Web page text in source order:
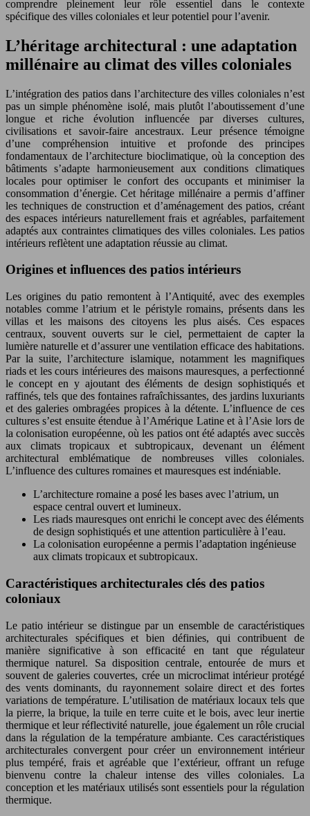
comprendre pleinement leur rôle essentiel dans le contexte
spécifique des villes coloniales et leur potentiel pour l’avenir.
L’héritage architectural : une adaptation
millénaire au climat des villes coloniales
L’intégration des patios dans l’architecture des villes coloniales n’est
pas un simple phénomène isolé, mais plutôt l’aboutissement d’une
longue et riche évolution influencée par diverses cultures,
civilisations et savoir-faire ancestraux. Leur présence témoigne
d’une compréhension intuitive et profonde des principes
fondamentaux de l’architecture bioclimatique, où la conception des
bâtiments s’adapte harmonieusement aux conditions climatiques
locales pour optimiser le confort des occupants et minimiser la
consommation d’énergie. Cet héritage millénaire a permis d’affiner
les techniques de construction et d’aménagement des patios, créant
des espaces intérieurs naturellement frais et agréables, parfaitement
adaptés aux contraintes climatiques des villes coloniales. Les patios
intérieurs reflètent une adaptation réussie au climat.
Origines et influences des patios intérieurs
Les origines du patio remontent à l’Antiquité, avec des exemples
notables comme l’atrium et le péristyle romains, présents dans les
villas et les maisons des citoyens les plus aisés. Ces espaces
centraux, souvent ouverts sur le ciel, permettaient de capter la
lumière naturelle et d’assurer une ventilation efficace des habitations.
Par la suite, l’architecture islamique, notamment les magnifiques
riads et les cours intérieures des maisons mauresques, a perfectionné
le concept en y ajoutant des éléments de design sophistiqués et
raffinés, tels que des fontaines rafraîchissantes, des jardins luxuriants
et des galeries ombragées propices à la détente. L’influence de ces
cultures s’est ensuite étendue à l’Amérique Latine et à l’Asie lors de
la colonisation européenne, où les patios ont été adaptés avec succès
aux climats tropicaux et subtropicaux, devenant un élément
architectural emblématique de nombreuses villes coloniales.
L’influence des cultures romaines et mauresques est indéniable.
L’architecture romaine a posé les bases avec l’atrium, un
espace central ouvert et lumineux.
Les riads mauresques ont enrichi le concept avec des éléments
de design sophistiqués et une attention particulière à l’eau.
La colonisation européenne a permis l’adaptation ingénieuse
aux climats tropicaux et subtropicaux.
Caractéristiques architecturales clés des patios
coloniaux
Le patio intérieur se distingue par un ensemble de caractéristiques
architecturales spécifiques et bien définies, qui contribuent de
manière significative à son efficacité en tant que régulateur
thermique naturel. Sa disposition centrale, entourée de murs et
souvent de galeries couvertes, crée un microclimat intérieur protégé
des vents dominants, du rayonnement solaire direct et des fortes
variations de température. L’utilisation de matériaux locaux tels que
la pierre, la brique, la tuile en terre cuite et le bois, avec leur inertie
thermique et leur réflectivité naturelle, joue également un rôle crucial
dans la régulation de la température ambiante. Ces caractéristiques
architecturales convergent pour créer un environnement intérieur
plus tempéré, frais et agréable que l’extérieur, offrant un refuge
bienvenu contre la chaleur intense des villes coloniales. La
conception et les matériaux utilisés sont essentiels pour la régulation
thermique.